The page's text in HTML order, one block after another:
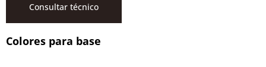
Consultar técnico
Colores para base